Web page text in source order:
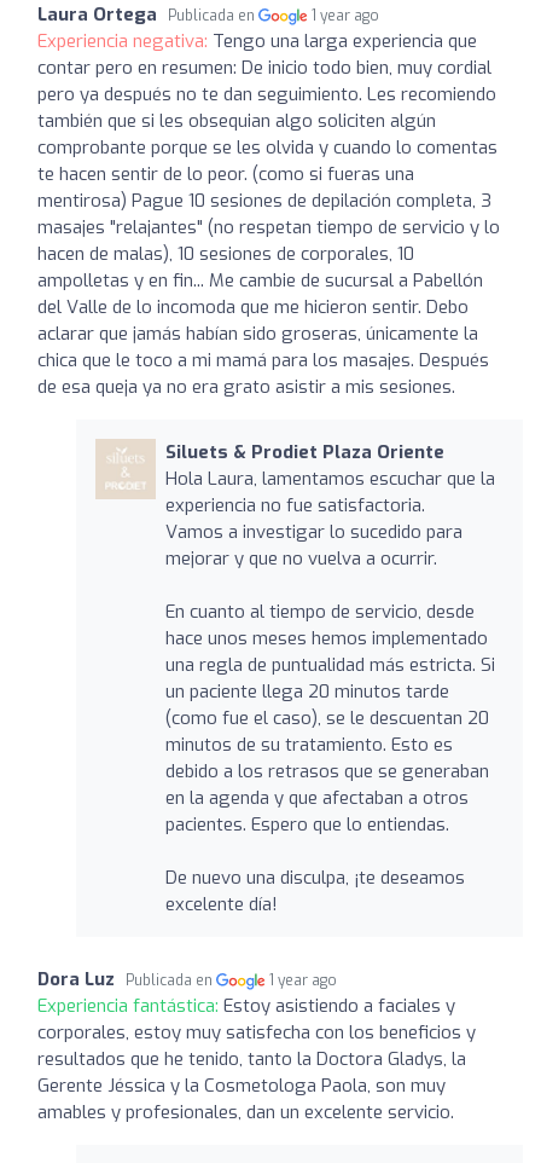
Laura Ortega Publicada en 1 year ago
Experiencia negativa: Tengo una larga experiencia que
contar pero en resumen: De inicio todo bien, muy cordial
pero ya después no te dan seguimiento. Les recomiendo
también que si les obsequian algo soliciten algún
comprobante porque se les olvida y cuando lo comentas
te hacen sentir de lo peor. (como si fueras una
mentirosa) Pague 10 sesiones de depilación completa, 3
masajes "relajantes" (no respetan tiempo de servicio y lo
hacen de malas), 10 sesiones de corporales, 10
ampolletas y en fin... Me cambie de sucursal a Pabellón
del Valle de lo incomoda que me hicieron sentir. Debo
aclarar que jamás habían sido groseras, únicamente la
chica que le toco a mi mamá para los masajes. Después
de esa queja ya no era grato asistir a mis sesiones.
Siluets & Prodiet Plaza Oriente
Hola Laura, lamentamos escuchar que la
experiencia no fue satisfactoria.
Vamos a investigar lo sucedido para
mejorar y que no vuelva a ocurrir.
En cuanto al tiempo de servicio, desde
hace unos meses hemos implementado
una regla de puntualidad más estricta. Si
un paciente llega 20 minutos tarde
(como fue el caso), se le descuentan 20
minutos de su tratamiento. Esto es
debido a los retrasos que se generaban
en la agenda y que afectaban a otros
pacientes. Espero que lo entiendas.
De nuevo una disculpa, ¡te deseamos
excelente día!
Dora Luz Publicada en 1 year ago
Experiencia fantástica: Estoy asistiendo a faciales y
corporales, estoy muy satisfecha con los beneficios y
resultados que he tenido, tanto la Doctora Gladys, la
Gerente Jéssica y la Cosmetologa Paola, son muy
amables y profesionales, dan un excelente servicio.